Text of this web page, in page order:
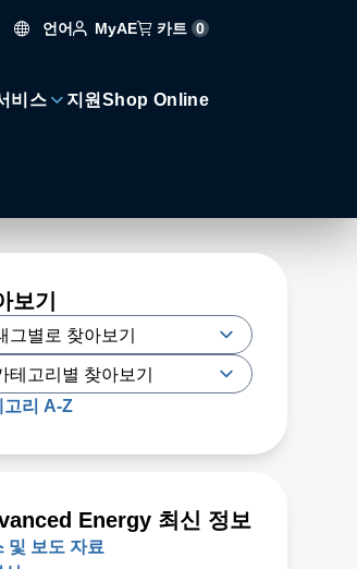
언어 MyAE 카트 0
비스 지원 Shop Online
보기
고리 A-Z
Energy 최신 정보
및 보도 자료